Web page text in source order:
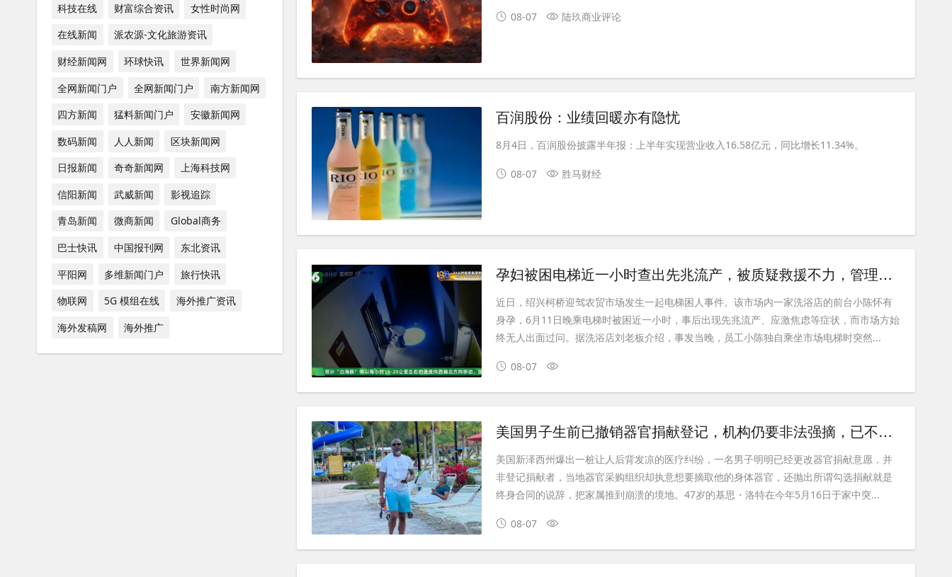
科技在线
财富综合资讯
女性时尚网
在线新闻
派农源-文化旅游资讯
财经新闻网
环球快讯
世界新闻网
全网新闻门户
全网新闻门户
南方新闻网
四方新闻
猛料新闻门户
安徽新闻网
数码新闻
人人新闻
区块新闻网
日报新闻
奇奇新闻网
上海科技网
信阳新闻
武威新闻
影视追踪
青岛新闻
微商新闻
Global商务
巴士快讯
中国报刊网
东北资讯
平阳网
多维新闻门户
旅行快讯
物联网
5G 模组在线
海外推广资讯
海外发稿网
海外推广
08-07 陆玖商业评论
百润股份：业绩回暖亦有隐忧
8月4日，百润股份披露半年报：上半年实现营业收入16.58亿元，同比增长11.34%。
08-07 胜马财经
孕妇被困电梯近一小时查出先兆流产，被质疑救援不力，管理方：当事人没及时按救援键
近日，绍兴柯桥迎驾农贸市场发生一起电梯困人事件。该市场内一家洗浴店的前台小陈怀有
身孕，6月11日晚乘电梯时被困近一小时，事后出现先兆流产、应激焦虑等症状，而市场方始
终无人出面过问。据洗浴店刘老板介绍，事发当晚，员工小陈独自乘坐市场电梯时突然...
08-07
美国男子生前已撤销器官捐献登记，机构仍要非法强摘，已不是首例
美国新泽西州爆出一桩让人后背发凉的医疗纠纷，一名男子明明已经更改器官捐献意愿，并
非登记捐献者，当地器官采购组织却执意想要摘取他的身体器官，还抛出所谓勾选捐献就是
终身合同的说辞，把家属推到崩溃的境地。47岁的基思・洛特在今年5月16日于家中突...
08-07